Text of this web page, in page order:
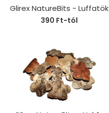
Glirex NatureBits - Luffatök
390 Ft-tól